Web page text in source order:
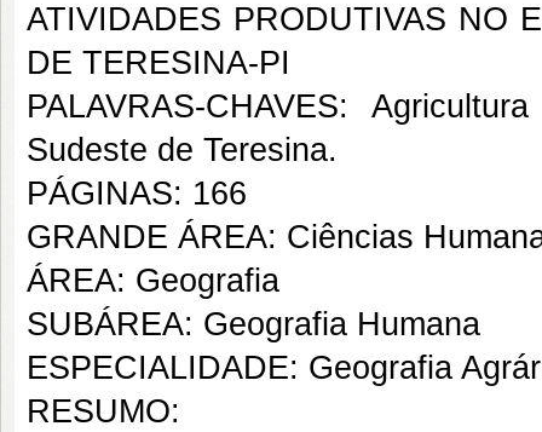
ATIVIDADES PRODUTIVAS NO
DE TERESINA-PI
PALAVRAS-CHAVES:
Sudeste de Teresina.
PÁGINAS: 166
GRANDE ÁREA: Ciências
ÁREA: Geografia
SUBÁREA: Geografia Humana
ESPECIALIDADE: Geografia
RESUMO: